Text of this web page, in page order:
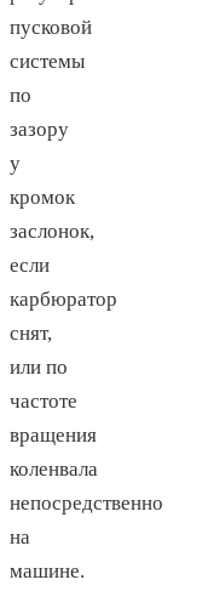
пусковой
системы
по
зазору
у
кромок
заслонок,
если
карбюратор
снят,
или по
частоте
вращения
коленвала
непосредственно
на
машине.